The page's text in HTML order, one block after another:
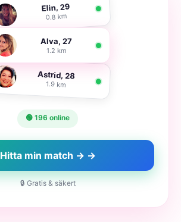
Elin, 29
0.8 km
Alva, 27
1.2 km
Astrid, 28
1.9 km
🟢 196 online
Hitta min match → →
🔒 Gratis & säkert